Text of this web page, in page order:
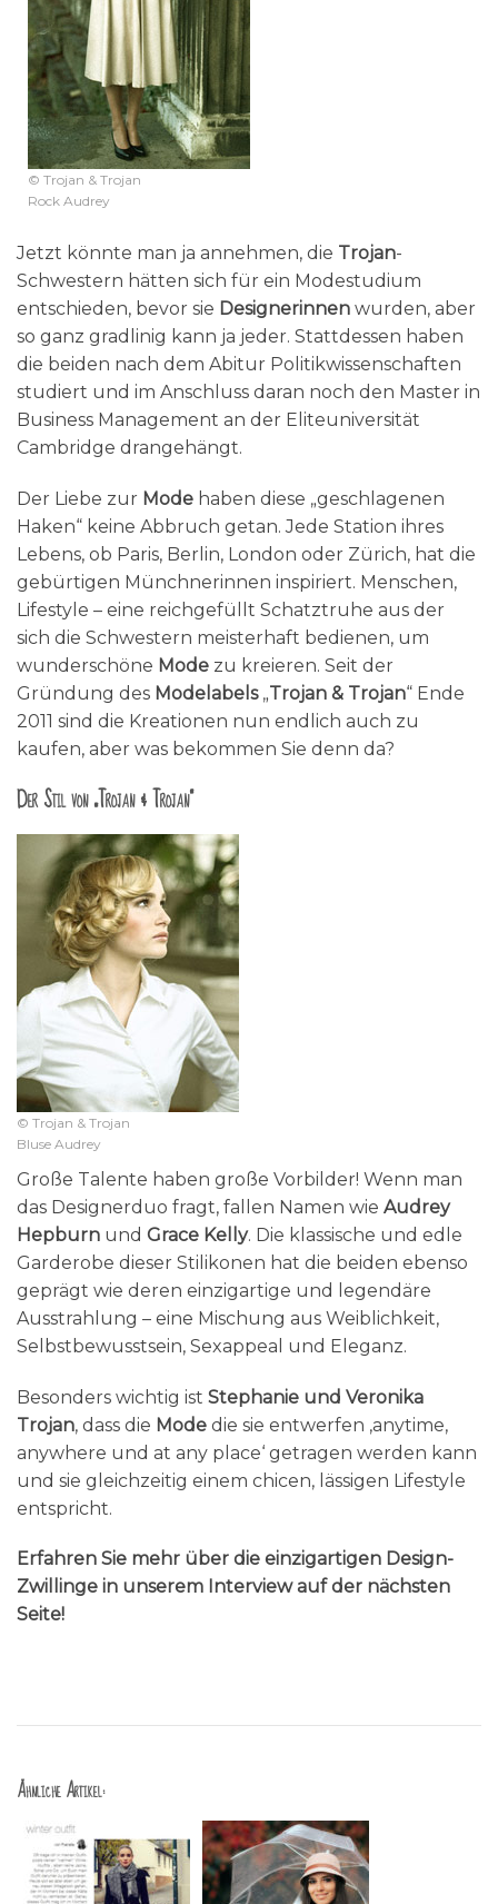
© Trojan & Trojan
Rock Audrey
Jetzt könnte man ja annehmen, die Trojan-
Schwestern hätten sich für ein Modestudium
entschieden, bevor sie Designerinnen wurden, aber
so ganz gradlinig kann ja jeder. Stattdessen haben
die beiden nach dem Abitur Politikwissenschaften
studiert und im Anschluss daran noch den Master in
Business Management an der Eliteuniversität
Cambridge drangehängt.
Der Liebe zur Mode haben diese „geschlagenen
Haken“ keine Abbruch getan. Jede Station ihres
Lebens, ob Paris, Berlin, London oder Zürich, hat die
gebürtigen Münchnerinnen inspiriert. Menschen,
Lifestyle – eine reichgefüllt Schatztruhe aus der
sich die Schwestern meisterhaft bedienen, um
wunderschöne Mode zu kreieren. Seit der
Gründung des Modelabels„Trojan & Trojan“ Ende
2011 sind die Kreationen nun endlich auch zu
kaufen, aber was bekommen Sie denn da?
Der Stil von „Trojan & Trojan“
© Trojan & Trojan
Bluse Audrey
Große Talente haben große Vorbilder! Wenn man
das Designerduo fragt, fallen Namen wie Audrey
Hepburn und Grace Kelly. Die klassische und edle
Garderobe dieser Stilikonen hat die beiden ebenso
geprägt wie deren einzigartige und legendäre
Ausstrahlung – eine Mischung aus Weiblichkeit,
Selbstbewusstsein, Sexappeal und Eleganz.
Besonders wichtig ist Stephanie und Veronika
Trojan, dass die Mode die sie entwerfen ‚anytime,
anywhere und at any place‘ getragen werden kann
und sie gleichzeitig einem chicen, lässigen Lifestyle
entspricht.
Erfahren Sie mehr über die einzigartigen Design-
Zwillinge in unserem Interview auf der nächsten
Seite!
Ähnliche Artikel: